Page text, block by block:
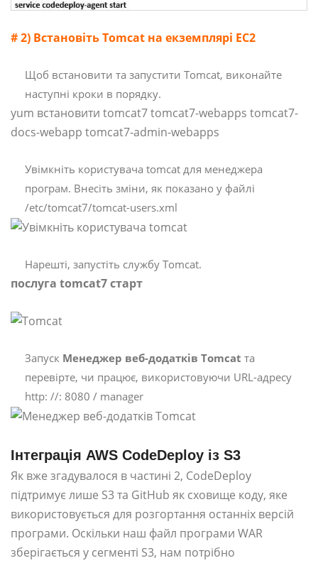
# 2) Встановіть Tomcat на екземплярі EC2
Щоб встановити та запустити Tomcat, виконайте
наступні кроки в порядку.
yum встановити tomcat7 tomcat7-webapps tomcat7-
docs-webapp tomcat7-admin-webapps
Увімкніть користувача tomcat для менеджера
програм. Внесіть зміни, як показано у файлі
/etc/tomcat7/tomcat-users.xml
Нарешті, запустіть службу Tomcat.
послуга tomcat7 старт
Запуск Менеджер веб-додатків Tomcat та
перевірте, чи працює, використовуючи URL-адресу
http: //: 8080 / manager
Інтеграція AWS CodeDeploy із S3
Як вже згадувалося в частині 2, CodeDeploy
підтримує лише S3 та GitHub як сховище коду, яке
використовується для розгортання останніх версій
програми. Оскільки наш файл програми WAR
зберігається у сегменті S3, нам потрібно